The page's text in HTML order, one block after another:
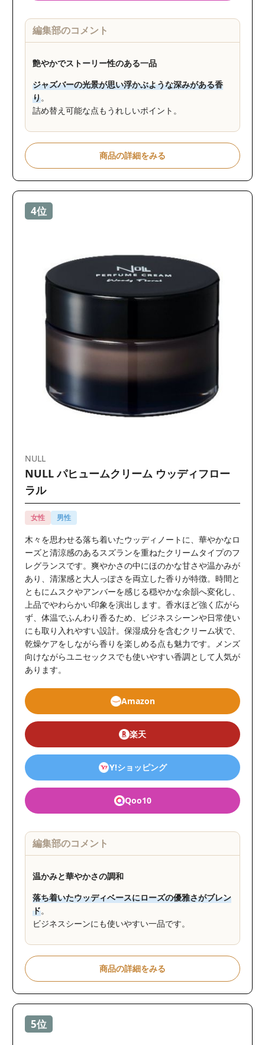
編集部のコメント
艶やかでストーリー性のある一品
ジャズバーの光景が思い浮かぶような深みがある香
り。
詰め替え可能な点もうれしいポイント。
商品の詳細をみる
4位
NULL
NULL パヒュームクリーム ウッディフロー
ラル
女性 男性
木々を思わせる落ち着いたウッディノートに、華やかなロ
ーズと清涼感のあるスズランを重ねたクリームタイプのフ
レグランスです。爽やかさの中にほのかな甘さや温かみが
あり、清潔感と大人っぽさを両立した香りが特徴。時間と
ともにムスクやアンバーを感じる穏やかな余韻へ変化し、
上品でやわらかい印象を演出します。香水ほど強く広がら
ず、体温でふんわり香るため、ビジネスシーンや日常使い
にも取り入れやすい設計。保湿成分を含むクリーム状で、
乾燥ケアをしながら香りを楽しめる点も魅力です。メンズ
向けながらユニセックスでも使いやすい香調として人気が
あります。
Amazon
楽天
Y!ショッピング
Qoo10
編集部のコメント
温かみと華やかさの調和
落ち着いたウッディベースにローズの優雅さがブレン
ド。
ビジネスシーンにも使いやすい一品です。
商品の詳細をみる
5位